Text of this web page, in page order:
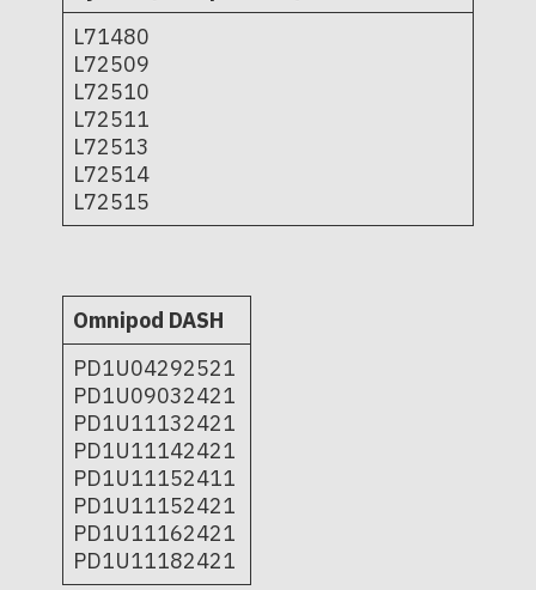
L71480
L72509
L72510
L72511
L72513
L72514
L72515
Omnipod DASH
PD1U04292521
PD1U09032421
PD1U11132421
PD1U11142421
PD1U11152411
PD1U11152421
PD1U11162421
PD1U11182421